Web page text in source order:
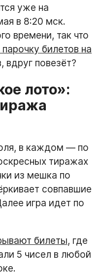
уже на
в 8:20 мск.
времени, так что
парочку билетов на
повезёт?
лото»:
в каждом — по
тиражах
из мешка по
совпавшие
игра идет по
билеты, где
5 чисел в любой